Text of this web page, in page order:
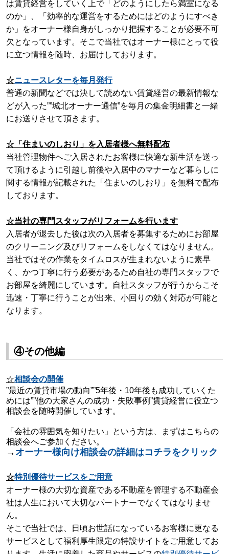
は賃貸経営をしていく上で「どのようにしたら満室になる
のか」、「効率的な運営をするためにはどのようにすべき
か」をオーナー様自身がしっかり把握することが必要不可
欠となっています。そこで当社ではオーナー様にとって役
に立つ情報を随時、お届けしております。
☆ニュースレターを毎月発行
普通の新聞などでは決して読めない賃貸経営の最新情報な
どが入った””城北オーナー通信”を毎月の集金明細書と一緒
にお送りさせて頂きます。
☆「住まいのしおり」を入居者様へ無料配布
当社管理物件へご入居されたお客様に快適な新生活を送っ
て頂けるように引越し前後や入居中のマナーなど暮らしに
関する情報が記載された「住まいのしおり」を無料で配布
しております。
☆当社の専門スタッフがリフォームを行います
入居者が退去した後は次の入居者を募集するためにお部屋
のクリーニング及びリフォームをしなくてはなりません。
当社ではその作業をタイムロスが生まれないように素早
く、かつ丁寧に行う必要があるため自社の専門スタッフで
お部屋を綺麗にしています。自社スタッフが行うからこそ
迅速・丁寧に行うことが出来、 小回りの効く対応が可能と
なります。
④その他編
☆相談会の開催
”最近の賃貸市場の動向””5年後・10年後も成功していくた
めには””他の大家さんの成功・失敗事例”賃貸経営に役立つ
相談会を随時開催しています。
「会社の雰囲気を知りたい」という方は、まずはこちらの
相談会へご参加ください。
→ オーナー様向け相談会の詳細はコチラをクリック
☆特別優待サービスをご用意
オーナー様の大切な資産である不動産を管理する不動産会
社は人生において大切なパートナーでなくてはなりませ
ん。
そこで当社では、日頃お世話になっているお客様に更なる
サービスとして福利厚生限定の特設サイトをご用意してお